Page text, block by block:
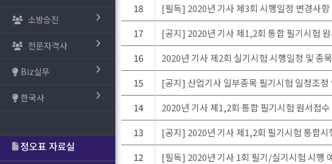
소방승진
전문자격사
Biz실무
한국사
18
[필독] 2020년 기사 제3회 시행일정 변경사항
17
[공지] 2020년 기사 제1,2회 통합 필기시험
16
2020년 기사 제2회 실기시험 시행일정 및 종
15
[공지] 산업기사 일부종목 필기시험 일정조정
14
2020년 기사 제1,2회 통합 필기시험 원서접
13
[공지] 2020년 기사 제1,2회 필기시험 통합시
12
[필독] 2020년 기사 1회 필기/실기시험 시행